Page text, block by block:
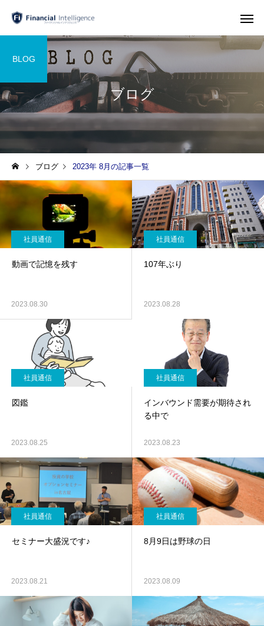
ブログ
BLOG
ブログ 2023年 8月の記事一覧
社員通信
動画で記憶を残す
2023.08.30
社員通信
107年ぶり
2023.08.28
社員通信
図鑑
2023.08.25
社員通信
インバウンド需要が期待され
る中で
2023.08.23
社員通信
セミナー大盛況です♪
2023.08.21
社員通信
8月9日は野球の日
2023.08.09